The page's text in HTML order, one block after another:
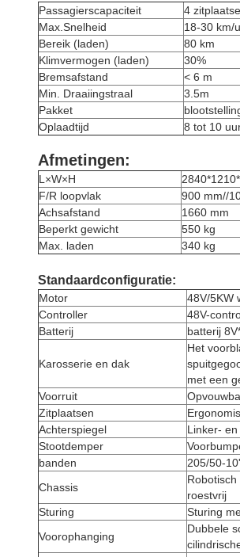
Passagierscapaciteit
4
Max.Snelheid
18-30 km/u
Bereik (laden)
80 km
Klimvermogen (laden)
30%
Bremsafstand
< 6 m
Min. Draaiingstraal
3.5m
Pakket
Oplaadtijd
8 tot 10
Afmetingen:
L×W×H
F/R loopvlak
900 mm//
Achsafstand
1660 mm
Beperkt gewicht
550 kg
Max. laden
340 kg
Standaardconfiguratie:
Motor
48V/5KW
Controller
48V-
Batterij
batterij
Karosserie en dak
Het
met een
Voorruit
Zitplaatsen
Achterspiegel
Linker-
Stootdemper
banden
205/50-
Chassis
roestvrij
Sturing
Sturing
Voorophanging
Dubbele